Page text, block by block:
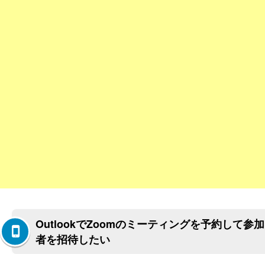
OutlookでZoomのミーティングを予約して参加
者を招待したい